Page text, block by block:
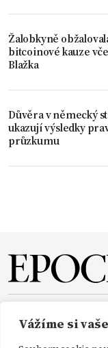
Vážíme si
Žalobkyně
bitcoinové kauze
Blažka
Důvěra v německý
ukazují výsledky
průzkumu